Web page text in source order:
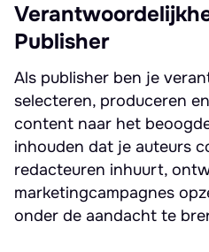
Publisher
Als publisher ben je
selecteren, produceren
content naar het
inhouden dat je auteurs
redacteuren inhuurt,
marketingcampagnes
onder de aandacht te